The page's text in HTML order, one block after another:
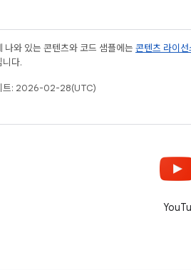
나와 있는 콘텐츠와 코드 샘플에는 콘텐츠 라이선
니다.
트: 2026-02-28(UTC)